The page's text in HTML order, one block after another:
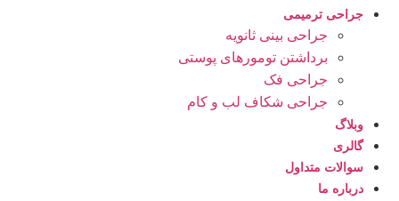
جراحی ترمیمی
جراحی بینی ثانویه
برداشتن تومورهای پوستی
جراحی فک
جراحی شکاف لب و کام
وبلاگ
گالری
سوالات متداول
درباره ما